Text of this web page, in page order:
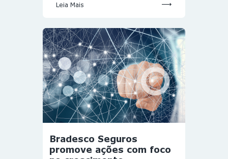
Leia Mais
Bradesco Seguros
promove ações com foco